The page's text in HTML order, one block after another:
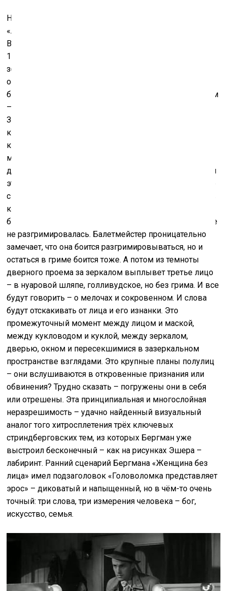
Но сам подход к крупным планам он нащупал ещё в
«Летней игре» – если хотите понять, как устроена
Вселенная Бергмана, пересмотрите из неё последние
15 минут. Балерина разгримировывается перед
зеркалом. Камера наезжает до тех пор, пока не
останется только отраженное зеркалом лицо, а сама
балерина, которая в нём отражена, окажется за кадром
– в том же месте, где сейчас сидим мы, зрители.
Зеркало занимает не весь кадр – мы видим раму, к
которой прислонился балетмейстер. Он смотрит за
кадр. Хотя их взгляды направлены в разные стороны,
мы понимаем из разговора, что он смотрит на неё –
доверительный диалог с глазу на глаз, но взгляды при
этом не встречаются. Лица не встречаются тоже, даже
с самими собой – балетмейстер зачем-то вырядился в
костюм Капелли и приклеил себе бутафорский нос,
балерина успела отклеить накладные ресницы, но еще
не разгримировалась. Балетмейстер проницательно
замечает, что она боится разгримировываться, но и
остаться в гриме боится тоже. А потом из темноты
дверного проема за зеркалом выплывет третье лицо
– в нуаровой шляпе, голливудское, но без грима. И все
будут говорить – о мелочах и сокровенном. И слова
будут отскакивать от лица и его изнанки. Это
промежуточный момент между лицом и маской,
между кукловодом и куклой, между зеркалом,
дверью, окном и пересекшимися в зазеркальном
пространстве взглядами. Это крупные планы полулиц
– они вслушиваются в откровенные признания или
обвинения? Трудно сказать – погружены они в себя
или отрешены. Эта принципиальная и многослойная
неразрешимость – удачно найденный визуальный
аналог того хитросплетения трёх ключевых
стриндберговских тем, из которых Бергман уже
выстроил бесконечный – как на рисунках Эшера –
лабиринт. Ранний сценарий Бергмана «Женщина без
лица» имел подзаголовок «Головоломка представляет
эрос» – диковатый и напыщенный, но в чём-то очень
точный: три слова, три измерения человека – бог,
искусство, семья.